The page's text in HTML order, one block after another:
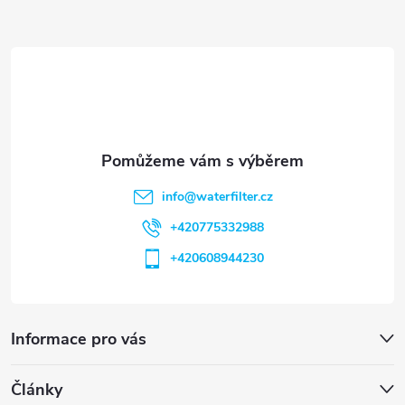
Informace pro vás
Články
info@waterfilter.cz
+420775332988
+420608944230